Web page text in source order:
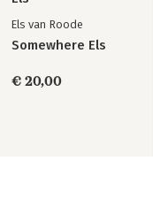
Els van Roode
Somewhere Els
€ 20,00